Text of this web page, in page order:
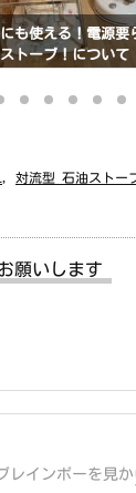
も使える！電源要
トーブ！について
対流型 石油ストー
願いします
レインボーを見か